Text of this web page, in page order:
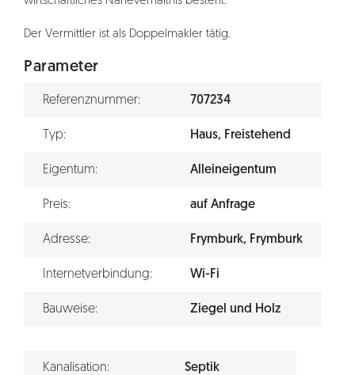
Der Vermittler ist als Doppelmakler tätig.
Parameter
Referenznummer: 707234
Typ: Haus, Freistehend
Eigentum: Alleineigentum
Preis: auf Anfrage
Adresse: Frymburk, Frymburk
Internetverbindung: Wi-Fi
Bauweise: Ziegel und Holz
Kanalisation: Septik